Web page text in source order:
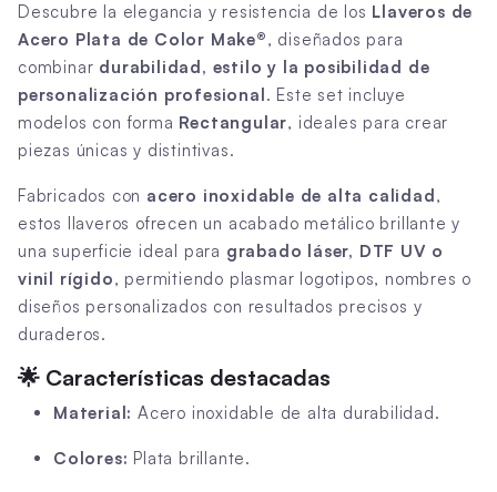
Descubre la elegancia y resistencia de los Llaveros de
Acero Plata de Color Make®, diseñados para
combinar durabilidad, estilo y la posibilidad de
personalización profesional. Este set incluye
modelos con forma Rectangular, ideales para crear
piezas únicas y distintivas.
Fabricados con acero inoxidable de alta calidad,
estos llaveros ofrecen un acabado metálico brillante y
una superficie ideal para grabado láser, DTF UV o
vinil rígido, permitiendo plasmar logotipos, nombres o
diseños personalizados con resultados precisos y
duraderos.
🌟 Características destacadas
Material: Acero inoxidable de alta durabilidad.
Colores: Plata brillante.